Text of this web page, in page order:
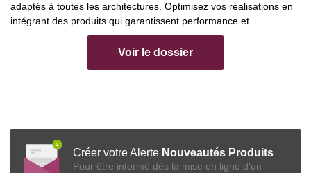
adaptés à toutes les architectures. Optimisez vos réalisations en
intégrant des produits qui garantissent performance et...
Voir le dossier
Créer votre Alerte Nouveautés Produits
Pour être informé dès la mise en ligne d'un